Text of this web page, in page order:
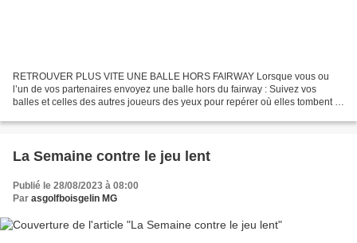
RETROUVER PLUS VITE UNE BALLE HORS FAIRWAY Lorsque vous ou
l’un de vos partenaires envoyez une balle hors du fairway : Suivez vos
balles et celles des autres joueurs des yeux pour repérer où elles tombent et
La Semaine contre le jeu lent
Publié le 28/08/2023 à 08:00
Par asgolfboisgelin MG